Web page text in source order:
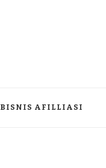
BISNIS AFILLIASI